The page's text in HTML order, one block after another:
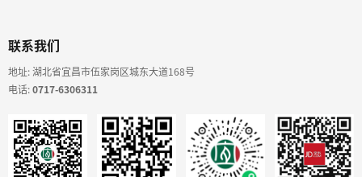
联系我们
地址: 湖北省宜昌市伍家岗区城东大道168号
电话:0717-6306311